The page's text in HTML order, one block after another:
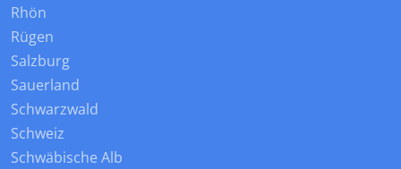
Rhön
Rügen
Salzburg
Sauerland
Schwarzwald
Schweiz
Schwäbische Alb